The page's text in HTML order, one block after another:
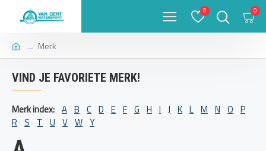
0 0
Merk
VIND JE FAVORIETE MERK!
Merk index: A B C D E F G H I J K L M N O P
R S T U V W Y